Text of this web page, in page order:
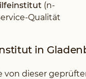
(n-
Qualität
in
von dieser